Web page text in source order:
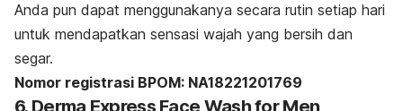
Anda pun dapat menggunakanya secara rutin setiap hari
untuk mendapatkan sensasi wajah yang bersih dan
segar.
Nomor registrasi BPOM: NA18221201769